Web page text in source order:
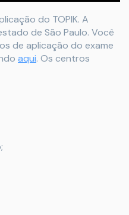
do TOPIK. A
de São Paulo. Você
de aplicação do exame
aqui. Os centros